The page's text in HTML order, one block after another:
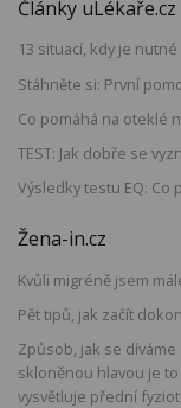
Články uLékaře.cz
13 situací, kdy je
Stáhněte si: První
Co pomáhá na oteklé
TEST: Jak dobře se
Výsledky testu EQ: Co
Žena-in.cz
Kvůli migréně jsem
Pět tipů, jak začít
Způsob, jak se
skloněnou hlavou je
vysvětluje přední